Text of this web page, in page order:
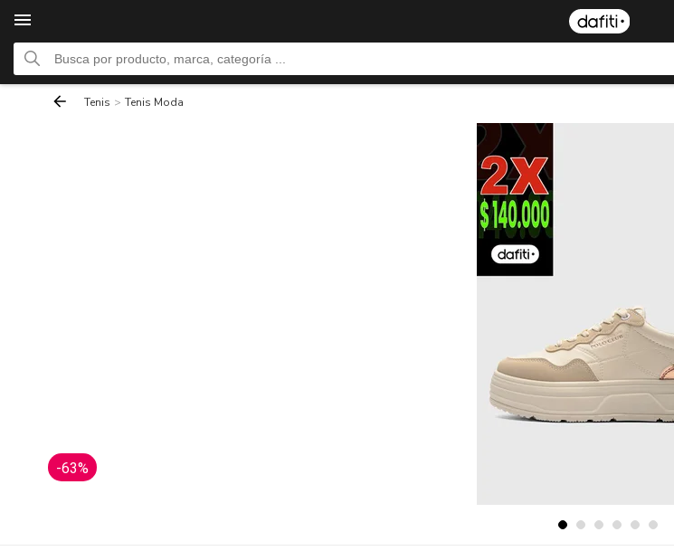
Tenis > Tenis Moda
-63%